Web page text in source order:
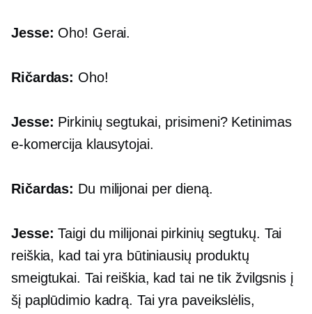
Jesse: Oho! Gerai.
Ričardas: Oho!
Jesse: Pirkinių segtukai, prisimeni? Ketinimas
e-komercijaklausytojai.
Ričardas: Du milijonai per dieną.
Jesse: Taigi du milijonai pirkinių segtukų. Tai
reiškia, kad tai yra būtiniausių produktų
smeigtukai. Tai reiškia, kad tai ne tik žvilgsnis į
šį paplūdimio kadrą. Tai yra paveikslėlis,